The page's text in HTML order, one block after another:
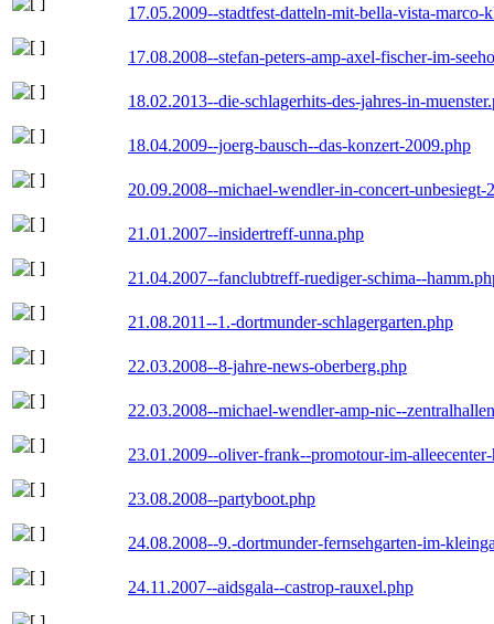
17.05.2009--stadtfest-datteln-mit-bella-vista-marco-
17.08.2008--stefan-peters-amp-axel-fischer-im-
18.02.2013--die-schlagerhits-des-jahres-in-
18.04.2009--joerg-bausch--das-konzert-2009.php
20.09.2008--michael-wendler-in-concert-unbesiegt-
21.01.2007--insidertreff-unna.php
21.04.2007--fanclubtreff-ruediger-schima--
21.08.2011--1.-dortmunder-schlagergarten.php
22.03.2008--8-jahre-news-oberberg.php
22.03.2008--michael-wendler-amp-nic--
23.01.2009--oliver-frank--promotour-im-
23.08.2008--partyboot.php
24.08.2008--9.-dortmunder-fernsehgarten-im-
24.11.2007--aidsgala--castrop-rauxel.php